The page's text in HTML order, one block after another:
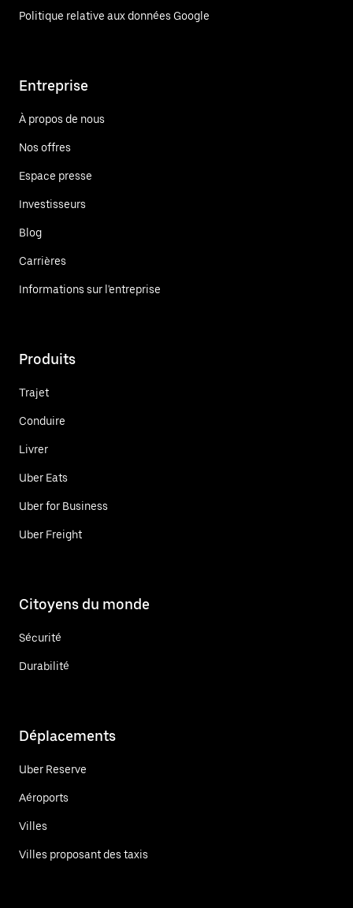
Politique relative aux données Google
Entreprise
À propos de nous
Nos offres
Espace presse
Investisseurs
Blog
Carrières
Informations sur l'entreprise
Produits
Trajet
Conduire
Livrer
Uber Eats
Uber for Business
Uber Freight
Citoyens du monde
Sécurité
Durabilité
Déplacements
Uber Reserve
Aéroports
Villes
Villes proposant des taxis